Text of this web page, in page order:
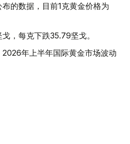
的数据，目前1克黄金价格为
，每克下跌35.79坚戈。
年上半年国际黄金市场波动